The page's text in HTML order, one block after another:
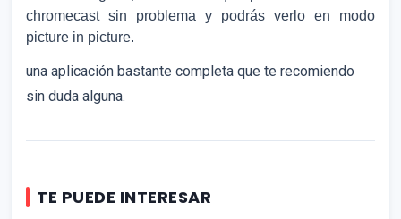
chromecast sin problema y podrás verlo en modo
picture in picture.
una aplicación bastante completa que te recomiendo
sin duda alguna.
TE PUEDE INTERESAR